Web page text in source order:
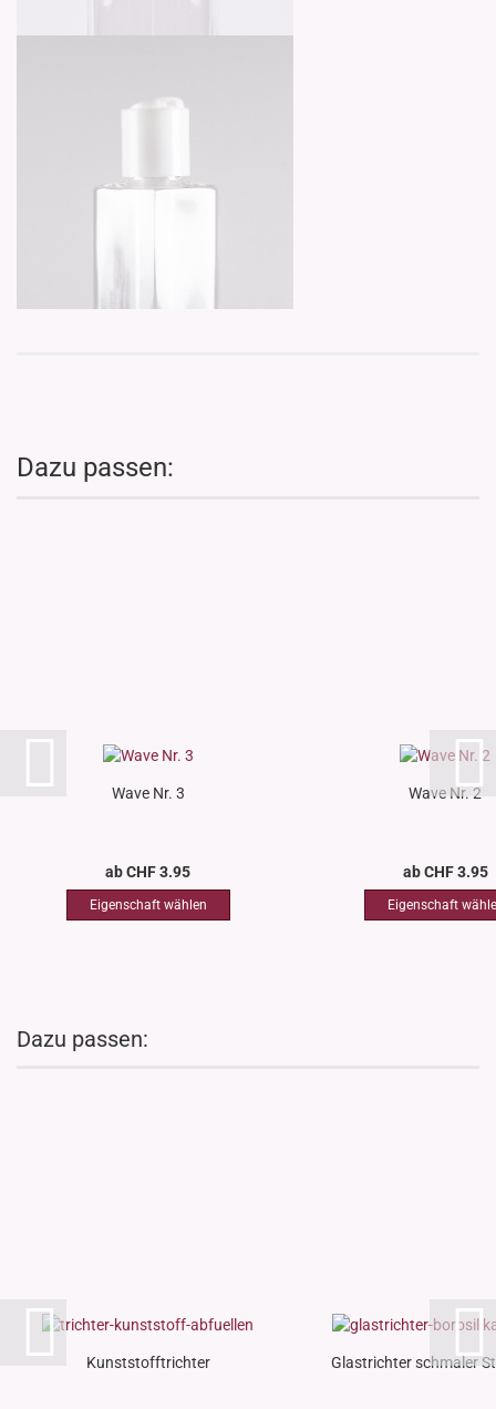
Dazu passen:
Wave Nr. 3
ab CHF 3.95
Wave Nr. 2
ab CHF 3.95
Dazu passen:
Kunststofftrichter Glastrichter schmaler